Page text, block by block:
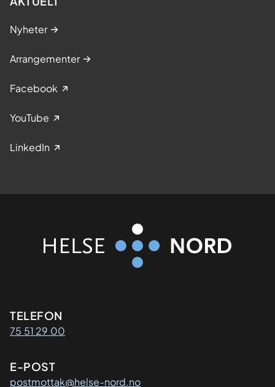
Nyheter
Arrangementer
Facebook
YouTube
LinkedIn
Kontaktinformasjon
TELEFON
75 51 29 00
E-POST
postmottak@helse-nord.no